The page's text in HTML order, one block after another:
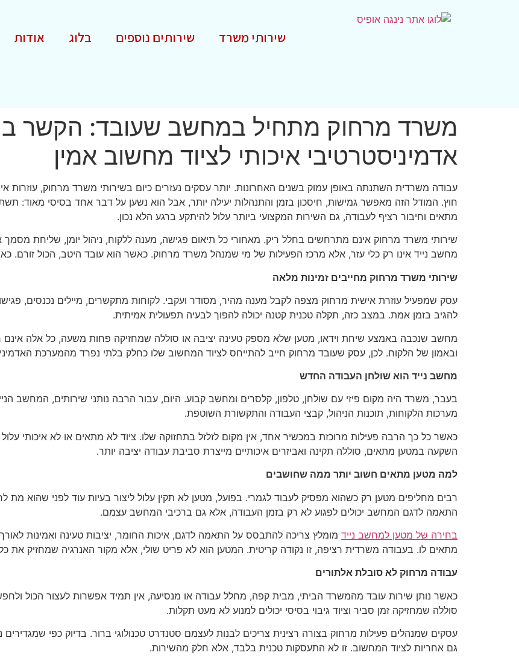
שירותי משרד שירותים נוספים בלוג אודות
משרד מרחוק מתחיל במחשב שעובד: הקשר
אדמיניסטרטיבי איכותי לציוד מחשוב אמין
עבודה משרדית השתנתה באופן עמוק בשנים האחרונות. יותר עסקים נעזרים כיום בשירותי משרד מרחוק, עוזרות
חוץ. המודל הזה מאפשר גמישות, חיסכון בזמן והתנהלות יעילה יותר, אבל הוא נשען על דבר אחד בסיסי מאוד:
מתאים וחיבור רציף לעבודה, גם השירות המקצועי ביותר עלול להיתקע ברגע הלא נכון.
שירותי משרד מרחוק אינם מתרחשים בחלל ריק. מאחורי כל תיאום פגישה, מענה ללקוח, ניהול יומן, שליחת
מחשב נייד אינו רק כלי עזר, אלא מרכז הפעילות של מי שמנהל משרד מרחוק. כאשר הוא עובד היטב, הכול
שירותי משרד מרחוק מחייבים זמינות מלאה
עסק שמפעיל עוזרת אישית מרחוק מצפה לקבל מענה מהיר, מסודר ועקבי. לקוחות מתקשרים, מיילים נכנסים,
להגיב בזמן אמת. במצב כזה, תקלה טכנית קטנה יכולה להפוך לבעיה תפעולית אמיתית.
מחשב שנכבה באמצע שיחת וידאו, מטען שלא מספק טעינה יציבה או סוללה שמחזיקה פחות משעה, כל אלה אינם
ובאמון של הלקוח. לכן, עסק שעובד מרחוק חייב להתייחס לציוד המחשוב שלו כחלק בלתי נפרד מהמערכת
מחשב נייד הוא שולחן העבודה החדש
בעבר, משרד היה מקום פיזי עם שולחן, טלפון, קלסרים ומחשב קבוע. היום, עבור הרבה נותני שירותים, המחשב
מערכות הלקוחות, תוכנות הניהול, קבצי העבודה והתקשורת השוטפת.
כאשר כל כך הרבה פעילות מרוכזת במכשיר אחד, אין מקום לזלזל בתחזוקה שלו. ציוד לא מתאים או לא איכותי עלול
השקעה במטען מתאים, סוללה תקינה ואביזרים איכותיים מייצרת סביבת עבודה יציבה יותר.
למה מטען מתאים חשוב יותר ממה שחושבים
רבים מחליפים מטען רק כשהוא מפסיק לעבוד לגמרי. בפועל, מטען לא תקין עלול ליצור בעיות עוד לפני שהוא מת
התאמה לדגם המחשב יכולים לפגוע לא רק בזמן העבודה, אלא גם ברכיבי המחשב עצמם.
בחירה של מטען למחשב נייד מומלץ צריכה להתבסס על התאמה לדגם, איכות החומר, יציבות טעינה ואמינות
מתאים לו. בעבודה משרדית רציפה, זו נקודה קריטית. המטען הוא לא פריט שולי, אלא מקור האנרגיה שמחזיק את
עבודה מרחוק לא סובלת אלתורים
כאשר נותן שירות עובד מהמשרד הביתי, מבית קפה, מחלל עבודה או מנסיעה, אין תמיד אפשרות לעצור הכול
סוללה שמחזיקה זמן סביר וציוד גיבוי בסיסי יכולים למנוע לא מעט תקלות.
עסקים שמנהלים פעילות מרחוק בצורה רצינית צריכים לבנות לעצמם סטנדרט טכנולוגי ברור. בדיוק כפי שמגדירים
גם אחריות לציוד המחשוב. זו לא התעסקות טכנית בלבד, אלא חלק מהשירות.